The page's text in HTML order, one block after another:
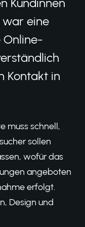
war eine
Online-
Kontakt in
muss schnell,
sollen
wofür das
angeboten
erfolgt.
Design und